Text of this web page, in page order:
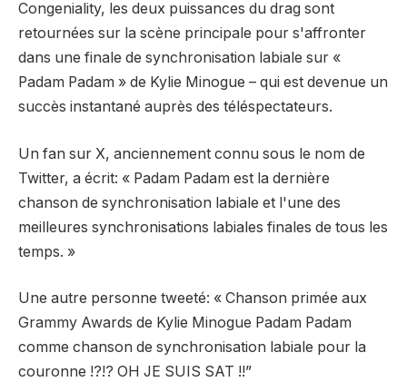
Congeniality, les deux puissances du drag sont
retournées sur la scène principale pour s'affronter
dans une finale de synchronisation labiale sur «
Padam Padam » de Kylie Minogue – qui est devenue un
succès instantané auprès des téléspectateurs.
Un fan sur X, anciennement connu sous le nom de
Twitter, a écrit: « Padam Padam est la dernière
chanson de synchronisation labiale et l'une des
meilleures synchronisations labiales finales de tous les
temps. »
Une autre personne tweeté: « Chanson primée aux
Grammy Awards de Kylie Minogue Padam Padam
comme chanson de synchronisation labiale pour la
couronne !?!? OH JE SUIS SAT !!”